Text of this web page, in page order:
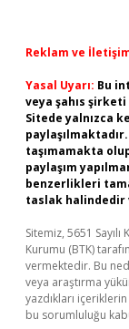
Reklam ve
Yasal Uyarı: Bu
veya şahıs
Sitede yalnızca
taşımamakta
paylaşım
benzerlikleri
taslak halindedir
Sitemiz, 5651
Kurumu (BTK)
vermektedir. Bu
veya araştırma
yazdıkları
bu sorumluluğu